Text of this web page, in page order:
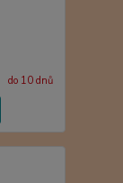
do 10 dnů